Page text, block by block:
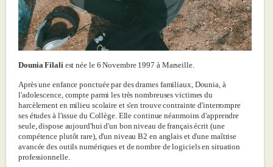
Dounia Filaliest née le 6 Novembre 1997 à Marseille.
Après une enfance ponctuée par des drames familiaux, Dounia, à
l'adolescence, compte parmi les très nombreuses victimes du
harcèlement en milieu scolaire et s'en trouve contrainte d'interrompre
ses études à l'issue du Collège. Elle continue néanmoins d'apprendre
seule, dispose aujourd'hui d'un bon niveau de français écrit (une
compétence plutôt rare), d'un niveau B2 en anglais et d'une maîtrise
avancée des outils numériques et de nombre de logiciels en situation
professionnelle.